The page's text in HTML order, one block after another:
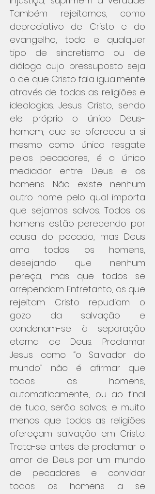
Também rejeitamos, como
depreciativo de Cristo e do
evangelho, todo e qualquer
tipo de sincretismo ou de
diálogo cujo pressuposto seja
o de que Cristo fala igualmente
através de todas as religiões e
ideologias. Jesus Cristo, sendo
ele próprio o único Deus-
homem, que se ofereceu a si
mesmo como único resgate
pelos pecadores, é o único
mediador entre Deus e os
homens. Não existe nenhum
outro nome pelo qual importa
que sejamos salvos. Todos os
homens estão perecendo por
causa do pecado, mas Deus
ama todos os homens,
desejando que nenhum
pereça, mas que todos se
arrependam. Entretanto, os que
rejeitam Cristo repudiam o
gozo da salvação e
condenam-se à separação
eterna de Deus. Proclamar
Jesus como “o Salvador do
mundo” não é afirmar que
todos os homens,
automaticamente, ou ao final
de tudo, serão salvos; e muito
menos que todas as religiões
ofereçam salvação em Cristo.
Trata-se antes de proclamar o
amor de Deus por um mundo
de pecadores e convidar
todos os homens a se